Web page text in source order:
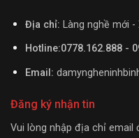
Địa chỉ: Làng nghề mới
Hotline:0778.162.888 -
Email:
Đăng ký nhận tin
Vui lòng nhập địa chỉ email